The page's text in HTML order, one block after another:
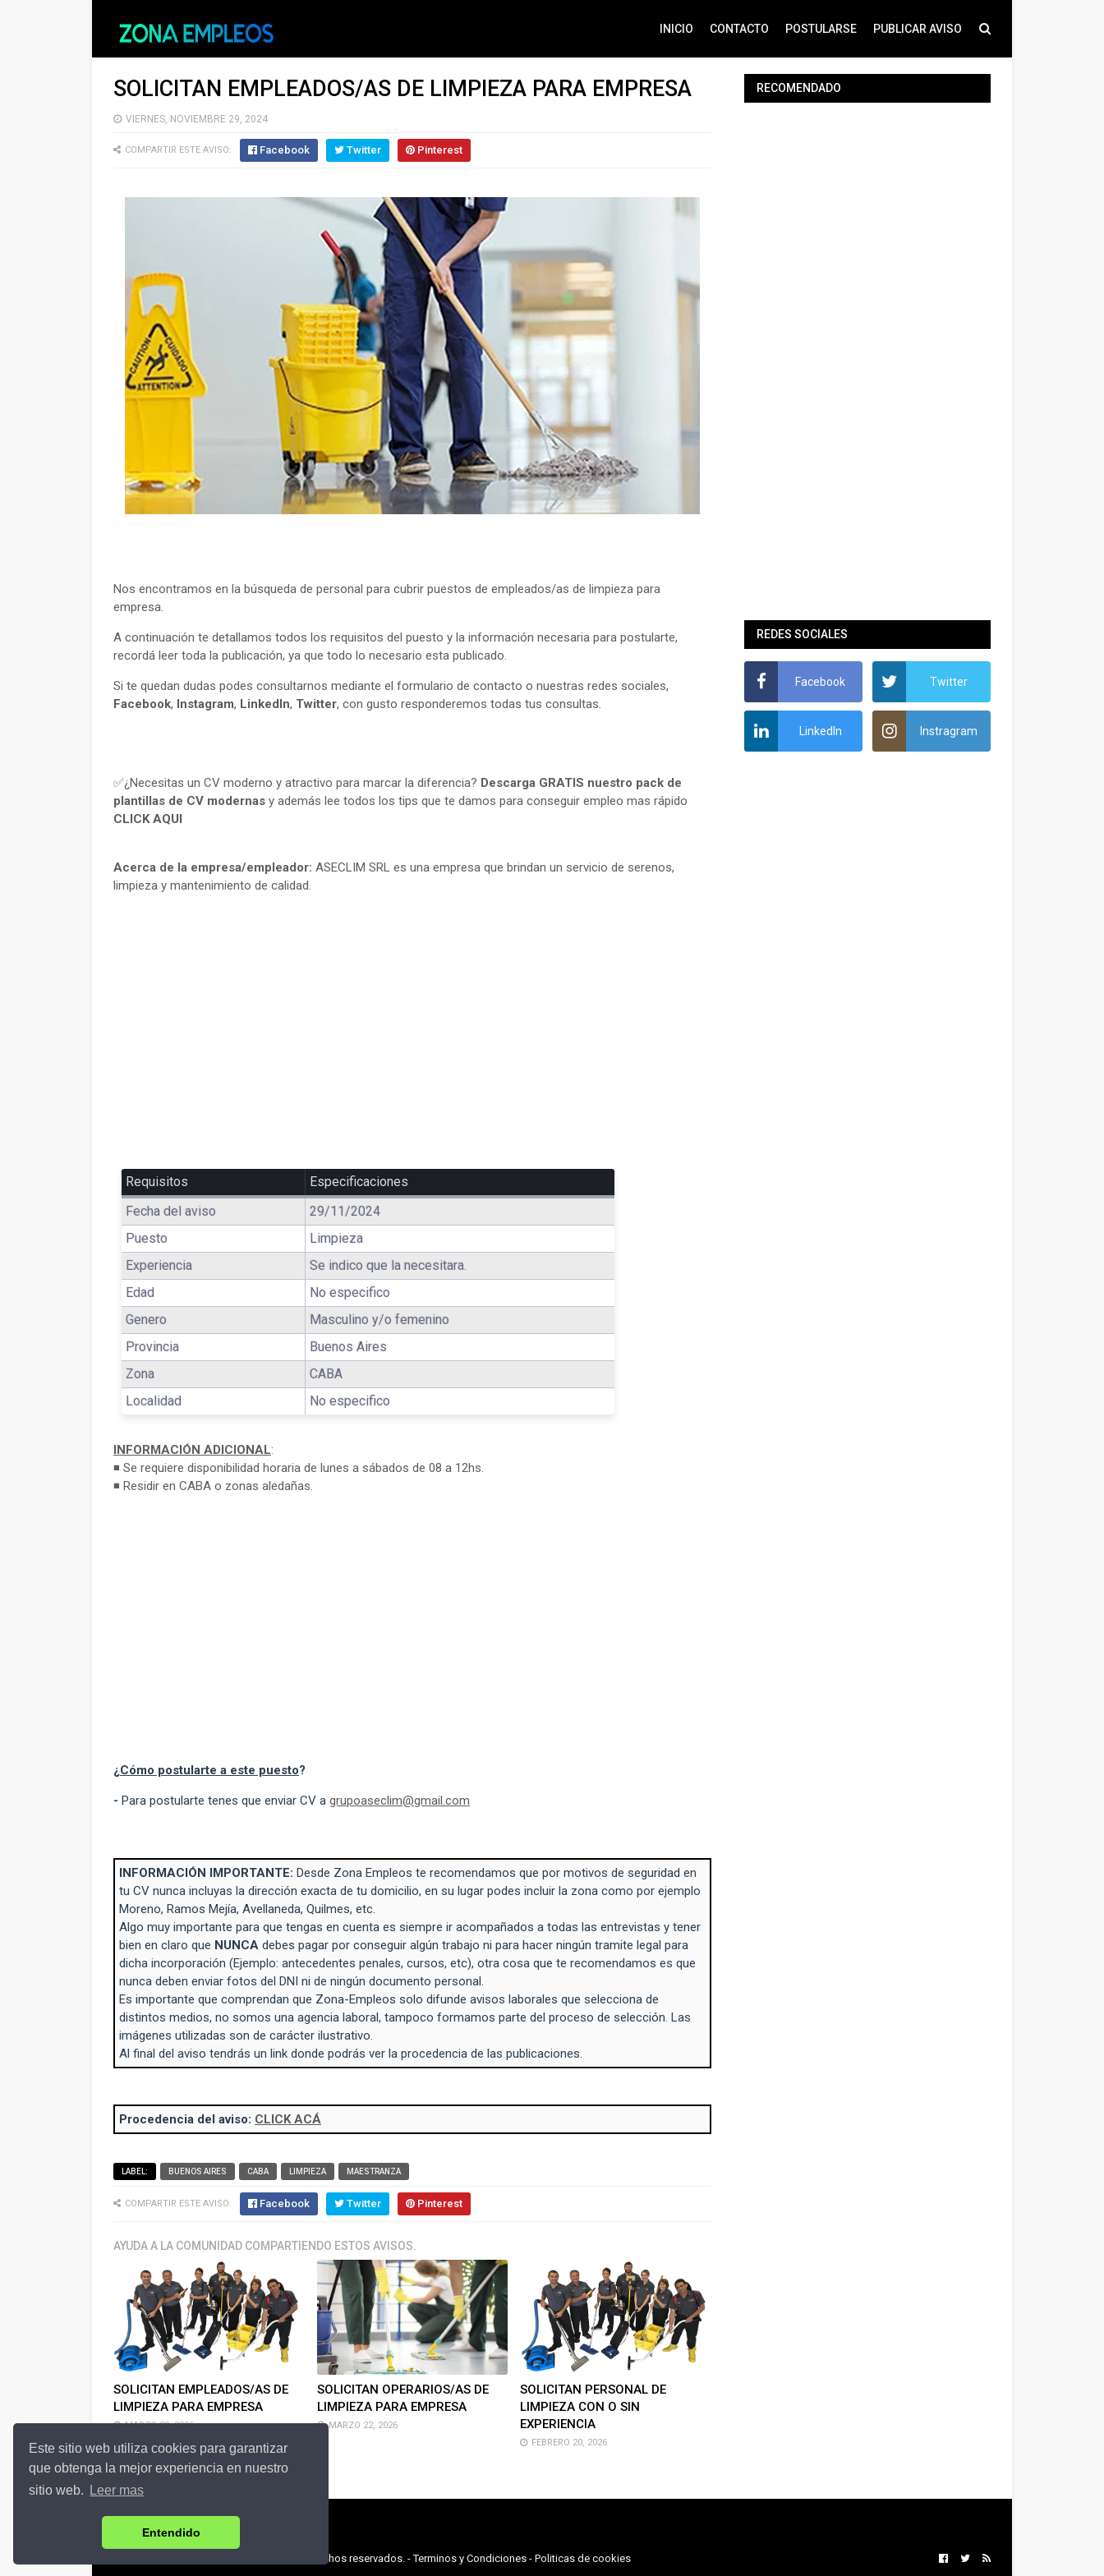
Este sitio web utiliza cookies para garantizar
que obtenga la mejor experiencia en nuestro
sitio web.
Leer mas
Entendido
INICIO CONTACTO POSTULARSE PUBLICAR AVISO
SOLICITAN EMPLEADOS/AS DE LIMPIEZA PARA EMPRESA
VIERNES, NOVIEMBRE 29, 2024
COMPARTIR ESTE AVISO: Facebook Twitter Pinterest
Nos encontramos en la búsqueda de personal para cubrir puestos de empleados/as de limpieza para
empresa.
A continuación te detallamos todos los requisitos del puesto y la información necesaria para postularte,
recordá leer toda la publicación, ya que todo lo necesario esta publicado.
Si te quedan dudas podes consultarnos mediante el formulario de contacto o nuestras redes sociales,
Facebook, Instagram, LinkedIn, Twitter, con gusto responderemos todas tus consultas.
✅¿Necesitas un CV moderno y atractivo para marcar la diferencia? Descarga GRATIS nuestro pack de
plantillas de CV modernas y además lee todos los tips que te damos para conseguir empleo mas rápido
CLICK AQUI
Acerca de la empresa/empleador: ASECLIM SRL es una empresa que brindan un servicio de serenos,
limpieza y mantenimiento de calidad.
Requisitos
Especificaciones
Fecha del aviso
29/11/2024
Puesto
Limpieza
Experiencia
Se indico que la necesitara.
Edad
No especifico
Genero
Masculino y/o femenino
Provincia
Buenos Aires
Zona
CABA
Localidad
No especifico
INFORMACIÓN ADICIONAL:
◾ Se requiere disponibilidad horaria de lunes a sábados de 08 a 12hs.
◾ Residir en CABA o zonas aledañas.
¿ Cómo postularte a este puesto?
- Para postularte tenes que enviar CV a grupoaseclim@gmail.com
INFORMACIÓN IMPORTANTE: Desde Zona Empleos te recomendamos que por motivos de seguridad en
tu CV nunca incluyas la dirección exacta de tu domicilio, en su lugar podes incluir la zona como por ejemplo
Moreno, Ramos Mejía, Avellaneda, Quilmes, etc.
Algo muy importante para que tengas en cuenta es siempre ir acompañados a todas las entrevistas y tener
bien en claro que NUNCA debes pagar por conseguir algún trabajo ni para hacer ningún tramite legal para
dicha incorporación (Ejemplo: antecedentes penales, cursos, etc), otra cosa que te recomendamos es que
nunca deben enviar fotos del DNI ni de ningún documento personal.
Es importante que comprendan que Zona-Empleos solo difunde avisos laborales que selecciona de
distintos medios, no somos una agencia laboral, tampoco formamos parte del proceso de selección. Las
imágenes utilizadas son de carácter ilustrativo.
Al final del aviso tendrás un link donde podrás ver la procedencia de las publicaciones.
Procedencia del aviso: CLICK ACÁ
LABEL: BUENOS AIRES CABA LIMPIEZA MAESTRANZA
COMPARTIR ESTE AVISO: Facebook Twitter Pinterest
AYUDA A LA COMUNIDAD COMPARTIENDO ESTOS AVISOS.
SOLICITAN EMPLEADOS/AS DE
LIMPIEZA PARA EMPRESA
MARZO 29, 2026
SOLICITAN OPERARIOS/AS DE
LIMPIEZA PARA EMPRESA
MARZO 22, 2026
SOLICITAN PERSONAL DE
LIMPIEZA CON O SIN
EXPERIENCIA
FEBRERO 20, 2026
RECOMENDADO
REDES SOCIALES
Facebook Twitter
LinkedIn Instragram
© 2018 Zona-Empleos.com | Todos los derechos reservados. -Terminos y Condiciones - Politicas de cookies